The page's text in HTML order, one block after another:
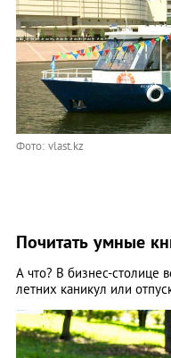
Фото: vlast.kz
Почитать умные
А что? В бизнес-столице
летних каникул или